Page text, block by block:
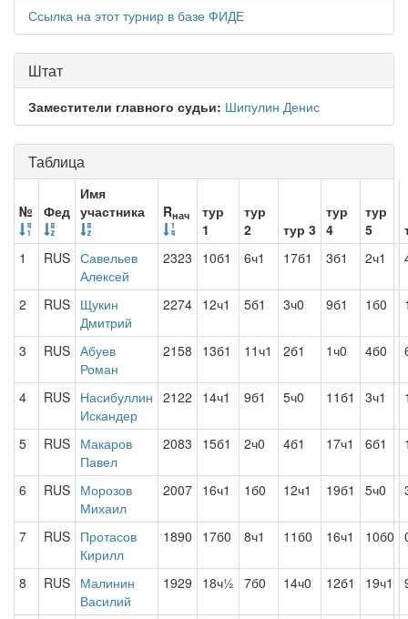
Ссылка на этот турнир в базе ФИДЕ
Штат
Заместители главного судьи: Шипулин Денис
Таблица
№ Фед
Имя
участника
Rнач
тур
1
тур
2
тур 3
тур
4
тур
5
1
RUS Савельев
Алексей
2323 10б1 6ч1 17б1 3б1 2ч1
2 RUS Щукин
Дмитрий
2274 12ч1 5б1 3ч0 9б1 1б0
3 RUS Абуев
Роман
2158 13б1 11ч1 2б1 1ч0 4б0
4 RUS Насибуллин
Искандер
2122 14ч1 9б1 5ч0 11б1 3ч1
5 RUS Макаров
Павел
2083 15б1 2ч0 4б1 17ч1 6б1
6 RUS Морозов
Михаил
2007 16ч1 1б0 12ч1 19б1 5ч0
7 RUS Протасов
Кирилл
1890 17б0 8ч1 11б0 16ч1 10б0
8 RUS Малинин
Василий
1929 18ч½ 7б0 14ч0 12б1 19ч1